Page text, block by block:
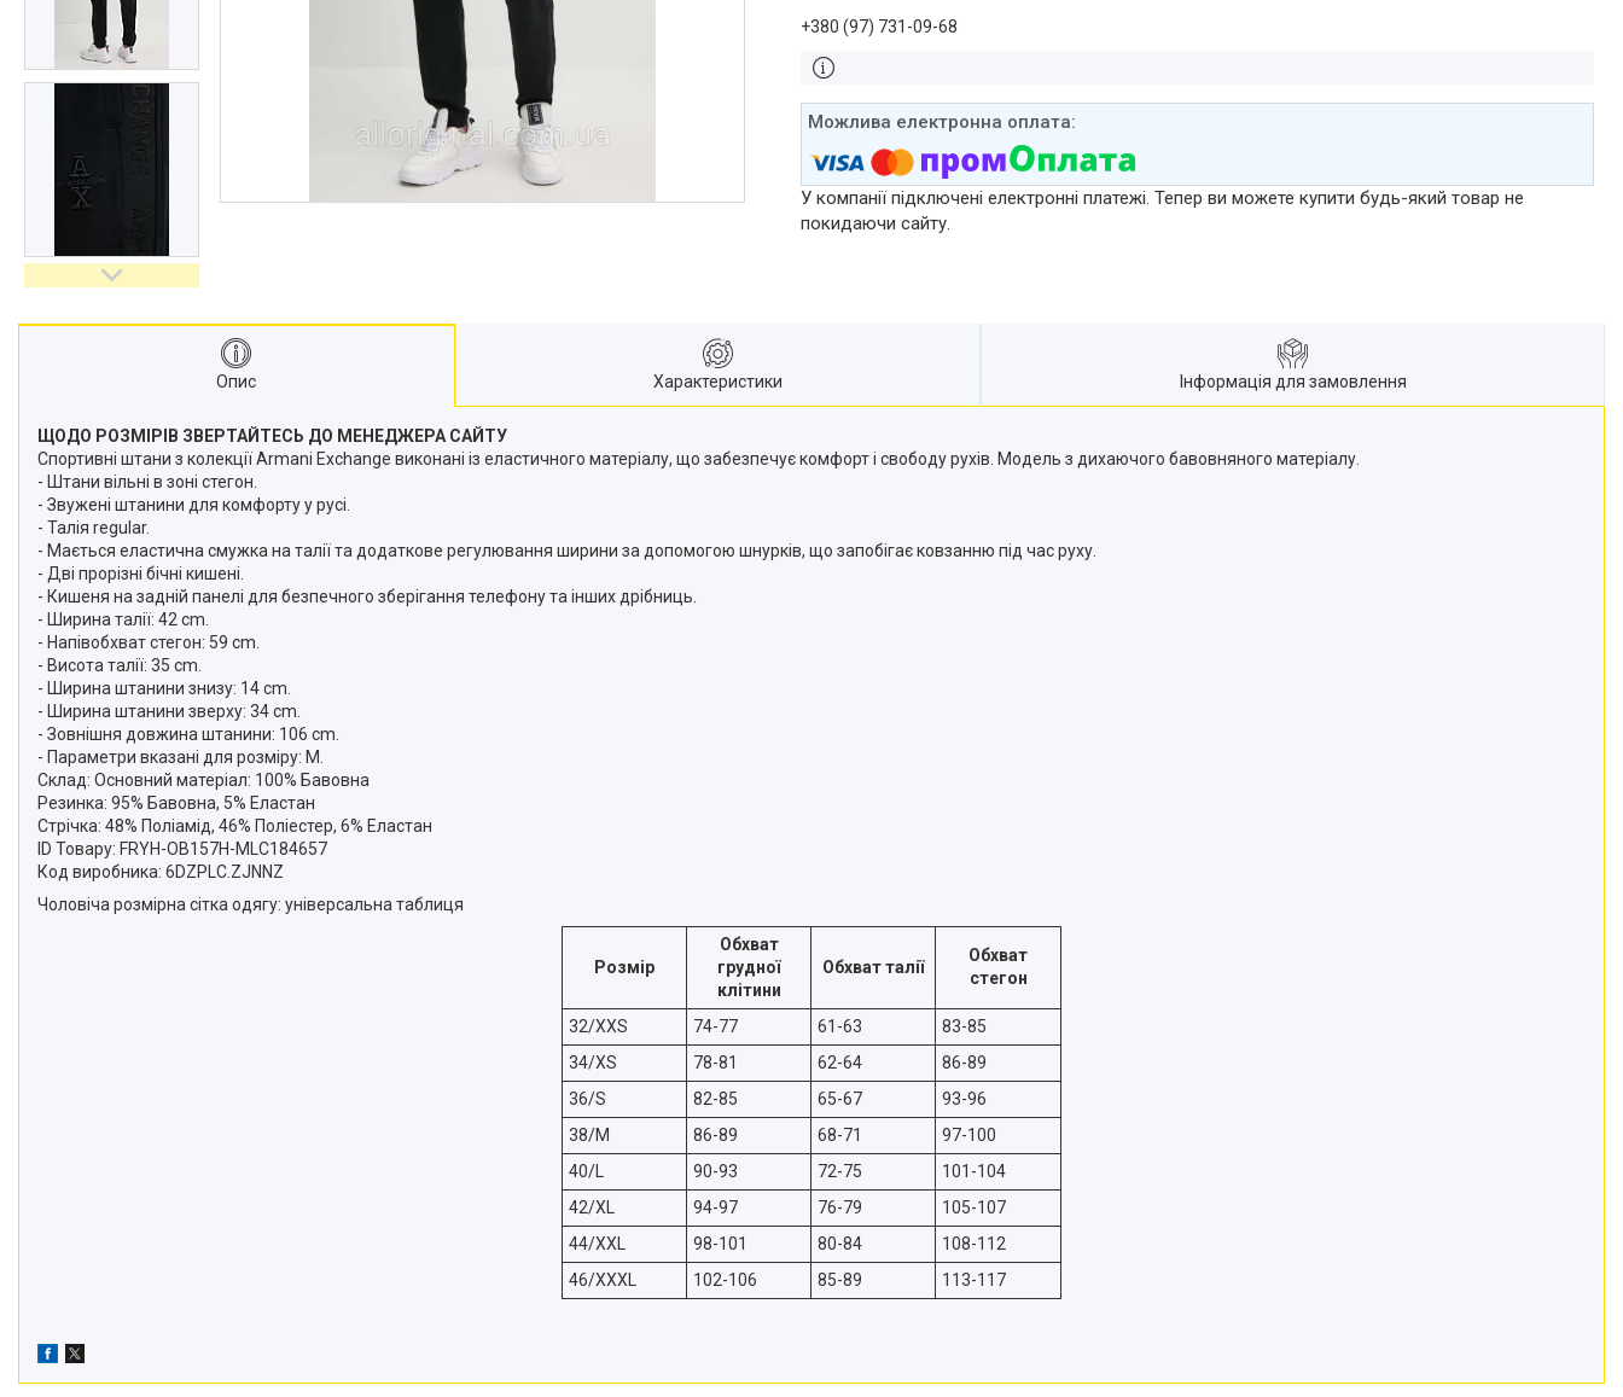
+380 (97) 731-09-68
У компанії підключені електронні платежі. Тепер ви можете купити будь-який товар не
покидаючи сайту.
Опис Характеристики Інформація для замовлення
ЩОДО РОЗМІРІВ ЗВЕРТАЙТЕСЬ ДО МЕНЕДЖЕРА САЙТУ
Спортивні штани з колекції Armani Exchange виконані із еластичного матеріалу, що забезпечує комфорт і свободу рухів. Модель з дихаючого бавовняного матеріалу.
- Штани вільні в зоні стегон.
- Звужені штанини для комфорту у русі.
- Талія regular.
- Мається еластична смужка на талії та додаткове регулювання ширини за допомогою шнурків, що запобігає ковзанню під час руху.
- Дві прорізні бічні кишені.
- Кишеня на задній панелі для безпечного зберігання телефону та інших дрібниць.
- Ширина талії: 42 cm.
- Напівобхват стегон: 59 cm.
- Висота талії: 35 cm.
- Ширина штанини знизу: 14 cm.
- Ширина штанини зверху: 34 cm.
- Зовнішня довжина штанини: 106 cm.
- Параметри вказані для розміру: M.
Склад: Основний матеріал: 100% Бавовна
Резинка: 95% Бавовна, 5% Еластан
Стрічка: 48% Поліамід, 46% Поліестер, 6% Еластан
ID Товару: FRYH-OB157H-MLC184657
Код виробника: 6DZPLC.ZJNNZ
Чоловіча розмірна сітка одягу: універсальна таблиця
Розмір
Обхват
грудної
клітини
Обхват талії
Обхват
стегон
32/XXS 74-77 61-63
83-85
34/XS
78-81 62-64
86-89
36/S
82-85 65-67
93-96
38/M
86-89 68-71
97-100
40/L
90-93 72-75
101-104
42/XL
94-97 76-79
105-107
44/XXL
98-101 80-84
108-112
46/XXXL
102-106 85-89 113-117